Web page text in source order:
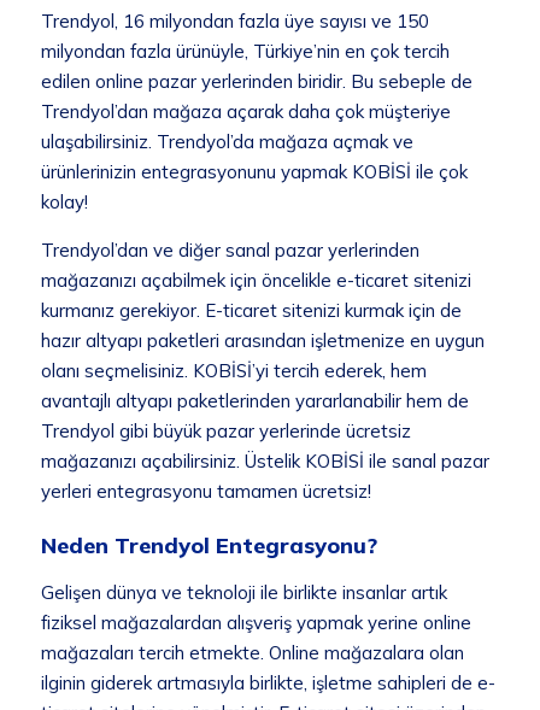
Trendyol, 16 milyondan fazla üye sayısı ve 150
milyondan fazla ürünüyle, Türkiye’nin en çok tercih
edilen online pazar yerlerinden biridir. Bu sebeple de
Trendyol’dan mağaza açarak daha çok müşteriye
ulaşabilirsiniz. Trendyol’da mağaza açmak ve
ürünlerinizin entegrasyonunu yapmak KOBİSİ ile çok
kolay!
Trendyol’dan ve diğer sanal pazar yerlerinden
mağazanızı açabilmek için öncelikle e-ticaret sitenizi
kurmanız gerekiyor. E-ticaret sitenizi kurmak için de
hazır altyapı paketleri arasından işletmenize en uygun
olanı seçmelisiniz. KOBİSİ’yi tercih ederek, hem
avantajlı altyapı paketlerinden yararlanabilir hem de
Trendyol gibi büyük pazar yerlerinde ücretsiz
mağazanızı açabilirsiniz. Üstelik KOBİSİ ile sanal pazar
yerleri entegrasyonu tamamen ücretsiz!
Neden Trendyol Entegrasyonu?
Gelişen dünya ve teknoloji ile birlikte insanlar artık
fiziksel mağazalardan alışveriş yapmak yerine online
mağazaları tercih etmekte. Online mağazalara olan
ilginin giderek artmasıyla birlikte, işletme sahipleri de e-